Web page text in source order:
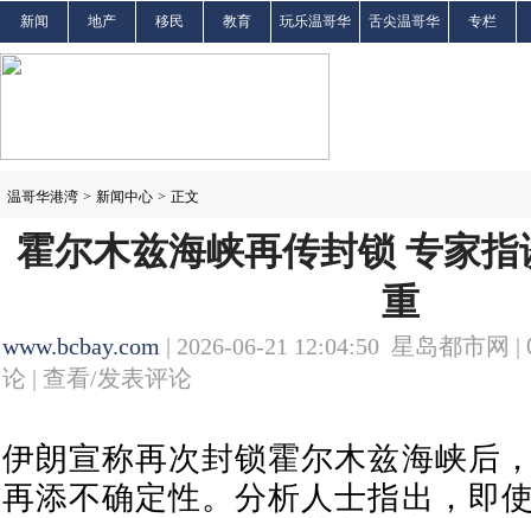
新闻 地产 移民 教育 玩乐温哥华 舌尖温哥华 专栏
温哥华港湾 > 新闻中心 > 正文
霍尔木兹海峡再传封锁 专家
重
www.bcbay.com | 2026-06-21 12:04:50 星岛都市网 |
论 | 查看/发表评论
伊朗宣称再次封锁霍尔木兹海峡后
再添不确定性。分析人士指出，即